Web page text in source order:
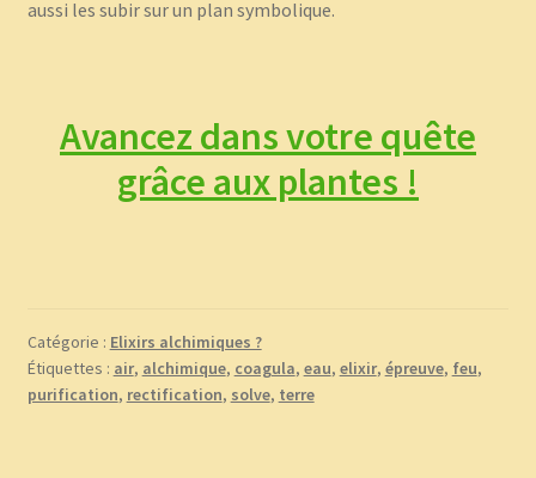
aussi les subir sur un plan symbolique.
Avancez dans votre quête
grâce aux plantes !
Catégorie : Elixirs alchimiques ?
Étiquettes : air, alchimique, coagula, eau, elixir, épreuve, feu,
purification, rectification, solve, terre